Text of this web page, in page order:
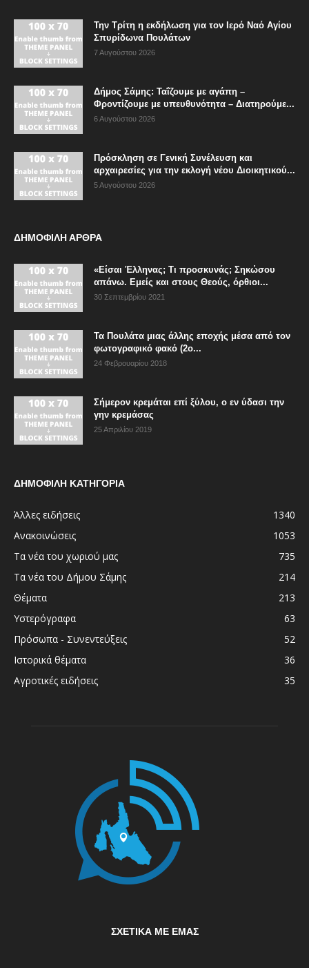
Την Τρίτη η εκδήλωση για τον Ιερό Ναό Αγίου
Σπυρίδωνα Πουλάτων
7 Αυγούστου 2026
Δήμος Σάμης: Ταΐζουμε με αγάπη –
Φροντίζουμε με υπευθυνότητα – Διατηρούμε...
6 Αυγούστου 2026
Πρόσκληση σε Γενική Συνέλευση και
αρχαιρεσίες για την εκλογή νέου Διοικητικού...
5 Αυγούστου 2026
ΔΗΜΟΦΙΛΗ ΑΡΘΡΑ
«Είσαι Έλληνας; Τι προσκυνάς; Σηκώσου
απάνω. Εμείς και στους Θεούς, όρθιοι...
30 Σεπτεμβρίου 2021
Τα Πουλάτα μιας άλλης εποχής μέσα από τον
φωτογραφικό φακό (2ο...
24 Φεβρουαρίου 2018
Σήμερον κρεμάται επί ξύλου, ο εν ύδασι την
γην κρεμάσας
25 Απριλίου 2019
ΔΗΜΟΦΙΛΗ ΚΑΤΗΓΟΡΙΑ
Άλλες ειδήσεις
1340
Ανακοινώσεις
1053
Τα νέα του χωριού μας
735
Τα νέα του Δήμου Σάμης
214
Θέματα
213
Υστερόγραφα
63
Πρόσωπα - Συνεντεύξεις
52
Ιστορικά θέματα
36
Αγροτικές ειδήσεις
35
ΣΧΕΤΙΚΆ ΜΕ ΕΜΆΣ